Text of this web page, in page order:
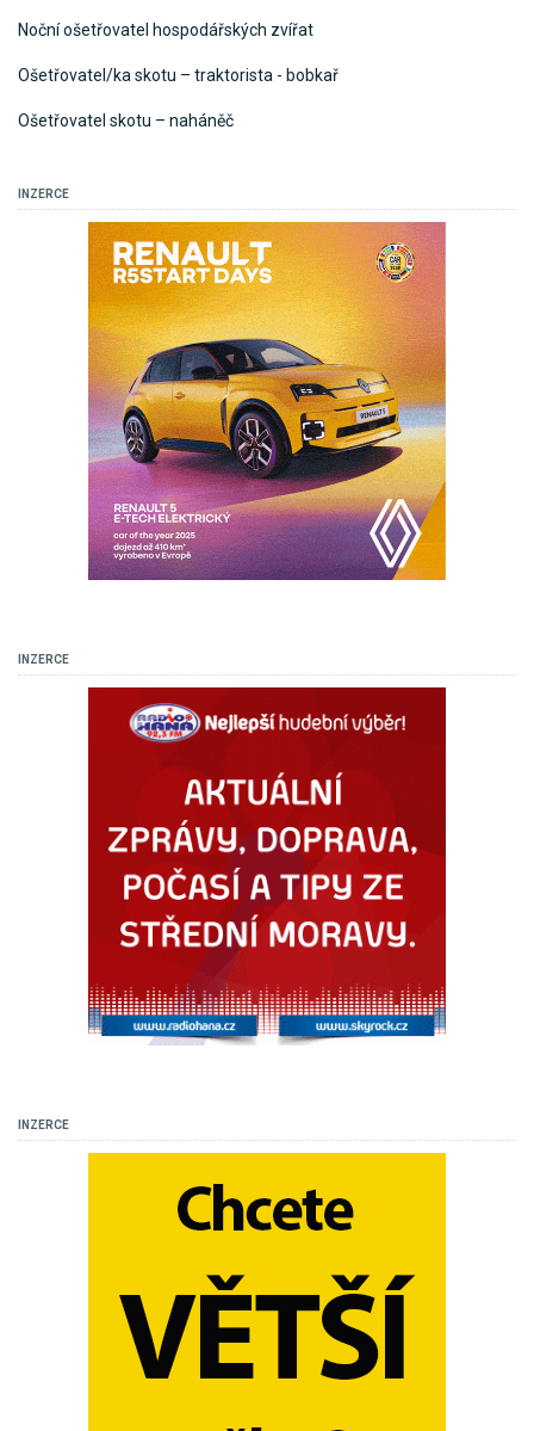
Noční ošetřovatel hospodářských zvířat
Ošetřovatel/ka skotu – traktorista - bobkař
Ošetřovatel skotu – naháněč
INZERCE
INZERCE
INZERCE